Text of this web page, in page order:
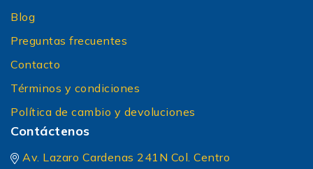
Blog
Preguntas frecuentes
Contacto
Términos y condiciones
Política de cambio y devoluciones
Contáctenos
Av. Lazaro Cardenas 241N Col. Centro